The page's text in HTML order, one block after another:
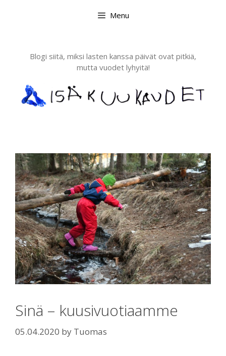
Menu
Blogi siitä, miksi lasten kanssa päivät ovat pitkiä,
mutta vuodet lyhyitä!
Sinä – kuusivuotiaamme
05.04.2020 by Tuomas